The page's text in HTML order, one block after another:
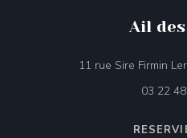
Ail
11 rue Sire Firmin
03 22